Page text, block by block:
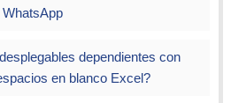
WhatsApp
dependientes con
en blanco Excel?